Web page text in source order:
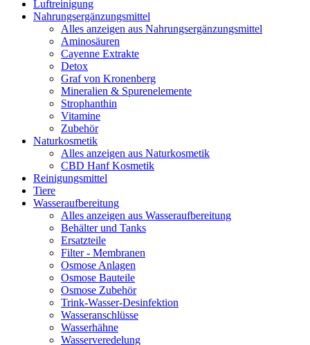
Luftreinigung
Nahrungsergänzungsmittel
Alles anzeigen aus Nahrungsergänzungsmittel
Aminosäuren
Cayenne Extrakte
Detox
Graf von Kronenberg
Mineralien & Spurenelemente
Strophanthin
Vitamine
Zubehör
Naturkosmetik
Alles anzeigen aus Naturkosmetik
CBD Hanf Kosmetik
Reinigungsmittel
Tiere
Wasseraufbereitung
Alles anzeigen aus Wasseraufbereitung
Behälter und Tanks
Ersatzteile
Filter - Membranen
Osmose Anlagen
Osmose Bauteile
Osmose Zubehör
Trink-Wasser-Desinfektion
Wasseranschlüsse
Wasserhähne
Wasserveredelung